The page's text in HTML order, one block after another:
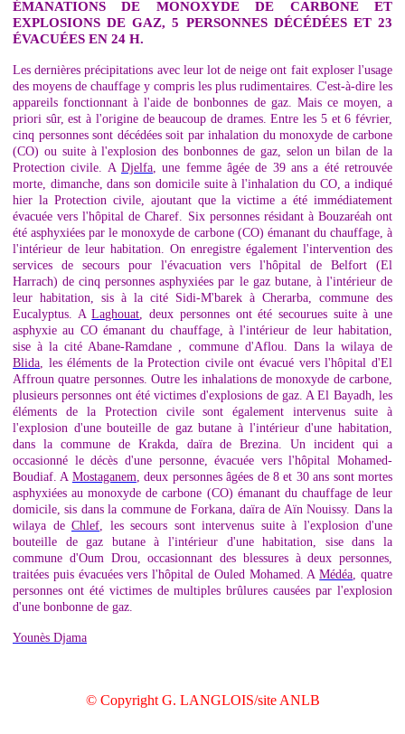
ÉMANATIONS DE MONOXYDE DE CARBONE ET
EXPLOSIONS DE GAZ, 5 PERSONNES DÉCÉDÉES ET 23
ÉVACUÉES EN 24 H.
Les dernières précipitations avec leur lot de neige ont fait exploser l'usage
des moyens de chauffage y compris les plus rudimentaires. C'est-à-dire les
appareils fonctionnant à l'aide de bonbonnes de gaz. Mais ce moyen, a
priori sûr, est à l'origine de beaucoup de drames. Entre les 5 et 6 février,
cinq personnes sont décédées soit par inhalation du monoxyde de carbone
(CO) ou suite à l'explosion des bonbonnes de gaz, selon un bilan de la
Protection civile. A Djelfa, une femme âgée de 39 ans a été retrouvée
morte, dimanche, dans son domicile suite à l'inhalation du CO, a indiqué
hier la Protection civile, ajoutant que la victime a été immédiatement
évacuée vers l'hôpital de Charef. Six personnes résidant à Bouzaréah ont
été asphyxiées par le monoxyde de carbone (CO) émanant du chauffage, à
l'intérieur de leur habitation. On enregistre également l'intervention des
services de secours pour l'évacuation vers l'hôpital de Belfort (El
Harrach) de cinq personnes asphyxiées par le gaz butane, à l'intérieur de
leur habitation, sis à la cité Sidi-M'barek à Cherarba, commune des
Eucalyptus. ALaghouat, deux personnes ont été secourues suite à une
asphyxie au CO émanant du chauffage, à l'intérieur de leur habitation,
sise à la cité Abane-Ramdane , commune d'Aflou. Dans la wilaya de
Blida, les éléments de la Protection civile ont évacué vers l'hôpital d'El
Affroun quatre personnes. Outre les inhalations de monoxyde de carbone,
plusieurs personnes ont été victimes d'explosions de gaz. A El Bayadh, les
éléments de la Protection civile sont également intervenus suite à
l'explosion d'une bouteille de gaz butane à l'intérieur d'une habitation,
dans la commune de Krakda, daïra de Brezina. Un incident qui a
occasionné le décès d'une personne, évacuée vers l'hôpital Mohamed-
Boudiaf. A Mostaganem, deux personnes âgées de 8 et 30 ans sont mortes
asphyxiées au monoxyde de carbone (CO) émanant du chauffage de leur
domicile, sis dans la commune de Forkana, daïra de Aïn Nouissy. Dans la
wilaya de Chlef, les secours sont intervenus suite à l'explosion d'une
bouteille de gaz butane à l'intérieur d'une habitation, sise dans la
commune d'Oum Drou, occasionnant des blessures à deux personnes,
traitées puis évacuées vers l'hôpital de Ouled Mohamed. AMédéa, quatre
personnes ont été victimes de multiples brûlures causées par l'explosion
d'une bonbonne de gaz.
Younès Djama
© Copyright G. LANGLOIS/site ANLB